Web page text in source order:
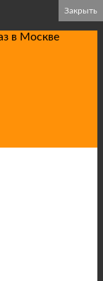
в Москве
Закрыть
Закрыть